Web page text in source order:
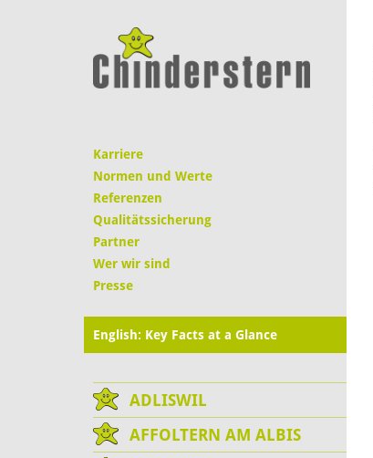
Karriere
Normen und Werte
Referenzen
Qualitätssicherung
Partner
Wer wir sind
Presse
English: Key Facts at a Glance
ADLISWIL
AFFOLTERN AM ALBIS